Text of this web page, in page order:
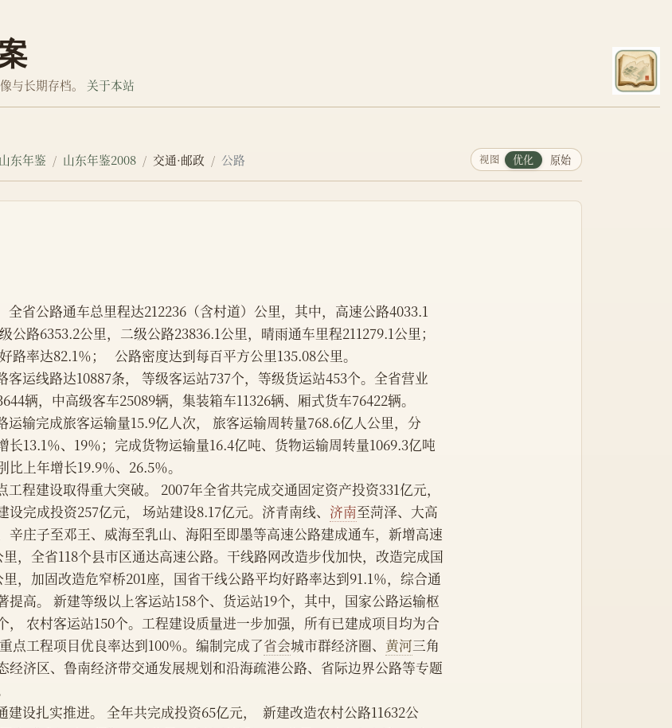
与长期存档。 关于本站
山东年鉴 山东年鉴2008 交通·邮政 公路 视图 优化 原始
底，全省公路通车总里程达212236（含村道）公里，其中，高速公路4033.1
公路6353.2公里，二级公路23836.1公里，晴雨通车里程211279.1公里；
路率达82.1％；   公路密度达到每百平方公里135.08公里。
道路客运线路达10887条， 等级客运站737个，等级货运站453个。全省营业
辆，中高级客车25089辆，集装箱车11326辆、厢式货车76422辆。
公路运输完成旅客运输量15.9亿人次， 旅客运输周转量768.6亿人公里，分
长13.1％、19％；完成货物运输量16.4亿吨、货物运输周转量1069.3亿吨
比上年增长19.9％、26.5％。
工程建设取得重大突破。 2007年全省共完成交通固定资产投资331亿元，
设完成投资257亿元， 场站建设8.17亿元。济青南线、 济南至菏泽、大高
辛庄子至邓王、威海至乳山、海阳至即墨等高速公路建成通车，新增高速
里，全省118个县市区通达高速公路。干线路网改造步伐加快，改造完成国
里，加固改造危窄桥201座，国省干线公路平均好路率达到91.1％，综合通
提高。 新建等级以上客运站158个、货运站19个，其中，国家公路运输枢
， 农村客运站150个。工程建设质量进一步加强，所有已建成项目均为合
点工程项目优良率达到100％。编制完成了省会城市群经济圈、 黄河三角
经济区、鲁南经济带交通发展规划和沿海疏港公路、省际边界公路等专题
交通建设扎实推进。 全年共完成投资65亿元，  新建改造农村公路11632公